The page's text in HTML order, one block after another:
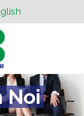
Noi